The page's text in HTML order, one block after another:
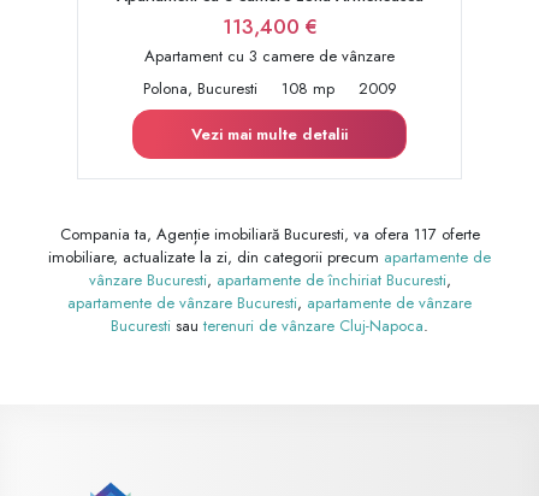
113,400 €
Apartament cu 3 camere de vânzare
Polona, Bucuresti
108 mp
2009
Vezi mai multe detalii
Compania ta, Agenție imobiliară Bucuresti, va ofera 117 oferte
imobiliare, actualizate la zi, din categorii precum apartamente de
vânzare Bucuresti, apartamente de închiriat Bucuresti,
apartamente de vânzare Bucuresti, apartamente de vânzare
Bucuresti sau terenuri de vânzare Cluj-Napoca.